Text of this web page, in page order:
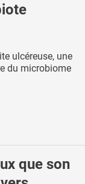
ulcéreuse, une
du microbiome
que son